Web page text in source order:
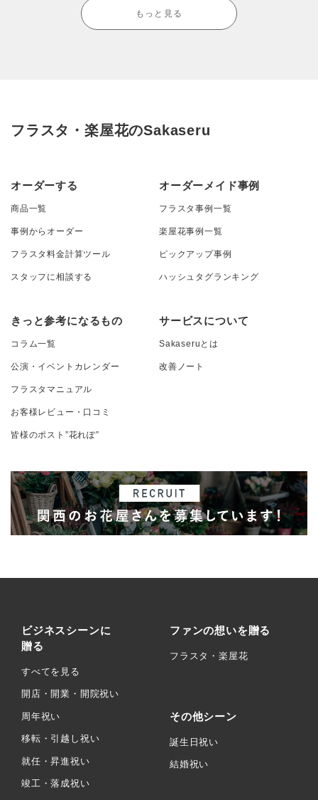
もっと見る
フラスタ・楽屋花のSakaseru
オーダーする
商品一覧
事例からオーダー
フラスタ料金計算ツール
スタッフに相談する
オーダーメイド事例
フラスタ事例一覧
楽屋花事例一覧
ピックアップ事例
ハッシュタグランキング
きっと参考になるもの
コラム一覧
公演・イベントカレンダー
フラスタマニュアル
お客様レビュー・口コミ
皆様のポスト”花れぽ”
サービスについて
Sakaseruとは
改善ノート
ビジネスシーンに
贈る
すべてを見る
開店・開業・開院祝い
周年祝い
移転・引越し祝い
就任・昇進祝い
竣工・落成祝い
ファンの想いを贈る
フラスタ・楽屋花
その他シーン
誕生日祝い
結婚祝い